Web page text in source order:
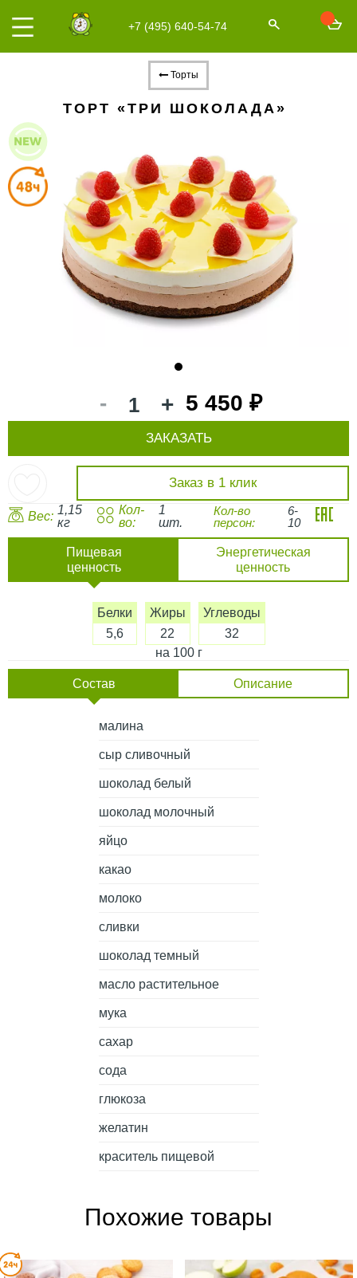
+7 (495) 640-54-74
Торты
ТОРТ «ТРИ ШОКОЛАДА»
- + 5 450 ₽
Заказ в 1 клик
ЗАКАЗАТЬ
Вес: 1,15
кг
Кол-
во:
1
шт.
Кол-во
персон:
6-
10
Пищевая
ценность
Энергетическая
ценность
Белки
5,6
Жиры
22
Углеводы
32
на 100 г
Состав Описание
малина
сыр сливочный
шоколад белый
шоколад молочный
яйцо
какао
молоко
сливки
шоколад темный
масло растительное
мука
сахар
сода
глюкоза
желатин
краситель пищевой
Похожие товары